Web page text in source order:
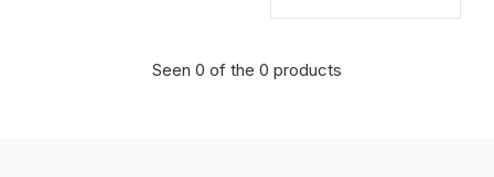
Seen 0 of the 0 products